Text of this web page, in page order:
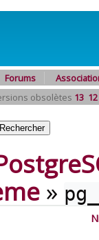
Forums
obsolètes 13 12
»